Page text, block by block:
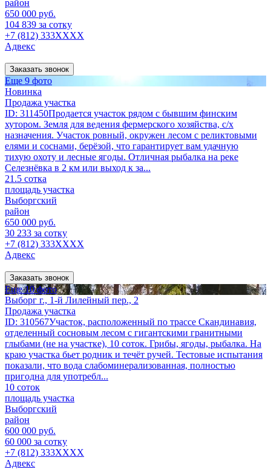
район
650 000 руб.
104 839 за сотку
+7 (812) 333XXXX
Адвекс
Заказать звонок
Еще 9 фото
Новинка
Продажа участка
ID: 311450Продается участок рядом с бывшим финским
хутором. Земля для ведения фермерского хозяйства, с/х
назначения. Участок ровный, окружен лесом с реликтовыми
елями и соснами, берёзой, что гарантирует вам удачную
тихую охоту и лесные ягоды. Отличная рыбалка на реке
Селезнёвка в 2 км или выход к за...
21.5 сотка
площадь участка
Выборгский
район
650 000 руб.
30 233 за сотку
+7 (812) 333XXXX
Адвекс
Заказать звонок
Еще 10 фото
Выборг г., 1-й Лилейный пер., 2
Продажа участка
ID: 310567Участок, расположенный по трассе Скандинавия,
отделенный сосновым лесом с гигантскими гранитными
глыбами (не на участке), 10 соток. Грибы, ягоды, рыбалка. На
краю участка бьет родник и течёт ручей. Тестовые испытания
показали, что вода слабоминерализованная, полностью
пригодна для употребл...
10 соток
площадь участка
Выборгский
район
600 000 руб.
60 000 за сотку
+7 (812) 333XXXX
Адвекс